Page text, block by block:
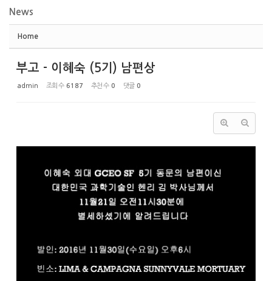
News
Home
부고 - 이혜숙 (5기) 남편상
admin 조회 수 6187 추천 수 0 댓글 0